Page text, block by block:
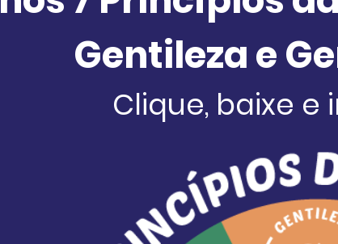
Gentileza e
Clique, baixe